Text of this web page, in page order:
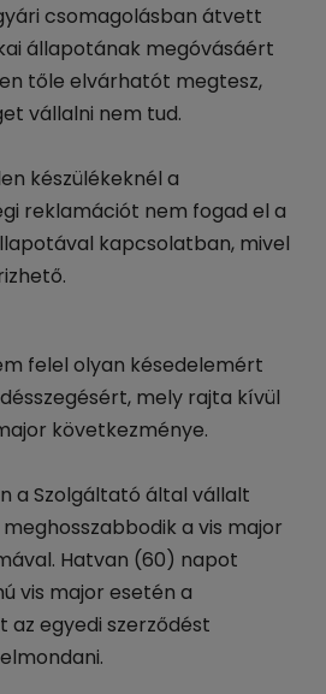
csomagolásban átvett
állapotának megóvásáért
tőle elvárhatót megtesz,
vállalni nem tud.
készülékeknél a
reklamációt nem fogad el a
kapcsolatban, mivel
felel olyan késedelemért
mely rajta kívül
következménye.
a Szolgáltató által vállalt
a vis major
Hatvan (60) napot
vis major esetén a
az egyedi szerződést